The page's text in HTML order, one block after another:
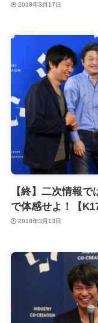
2018年3月17日
【終】二次情報
で体感せよ！【
2018年3月13日